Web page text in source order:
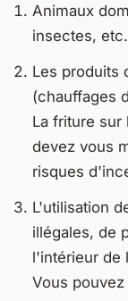
Animaux
insectes, etc.
Les produits
(chauffages
La friture sur
devez vous
risques
L'utilisation
illégales, de
l'intérieur de
Vous pouvez